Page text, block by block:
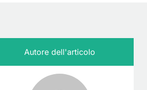
Autore dell'articolo